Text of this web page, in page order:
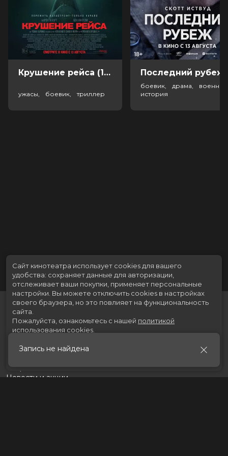
Крушение рейса (18+)
ужасы, боевик, триллер
боевик, драма,
история
Запись не найдена
Скоро в кино
Новости и акции
Сайт кинотеатра использует cookies для вашего
удобства: сохраняет данные для авторизации,
отслеживает ваши покупки, применяет персональные
настройки. Вы можете отключить cookies в настройках
своего браузера, но это повлияет на функциональность
сайта.
Пожалуйста, ознакомьтесь с нашей политикой
использования cookies